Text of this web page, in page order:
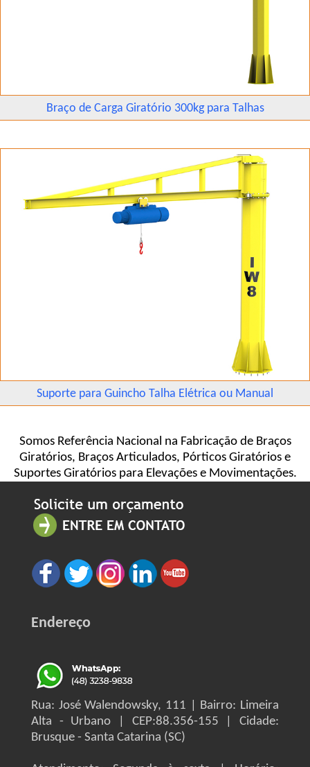
Braço de Carga Giratório 300kg para Talhas
Suporte para Guincho Talha Elétrica ou Manual
Somos Referência Nacional na Fabricação de Braços
Giratórios, Braços Articulados, Pórticos Giratórios e
Suportes Giratórios para Elevações e Movimentações.
Endereço
Rua: José Walendowsky, 111 | Bairro: Limeira
Alta - Urbano | CEP:88.356-155 | Cidade:
Brusque - Santa Catarina (SC)